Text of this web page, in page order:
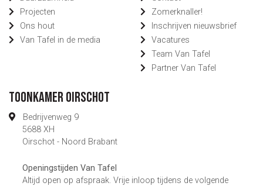
Projecten
Ons hout
Van Tafel in de media
Zomerknaller!
Inschrijven nieuwsbrief
Vacatures
Team Van Tafel
Partner Van Tafel
Toonkamer Oirschot
Bedrijvenweg 9
5688 XH
Oirschot - Noord Brabant
Openingstijden Van Tafel
Altijd open op afspraak. Vrije inloop tijdens de volgende